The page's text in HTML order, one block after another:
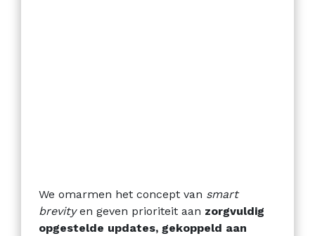
We omarmen het concept van smart
brevityen geven prioriteit aan zorgvuldig
opgestelde updates, gekoppeld aan